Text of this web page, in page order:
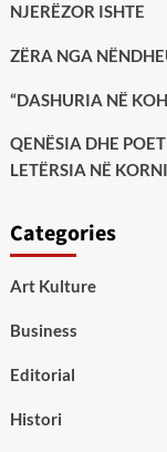
NJERËZOR ISHTE
ZËRA NGA
“DASHURIA NË
QENËSIA DHE
LETËRSIA NË
Categories
Art Kulture
Business
Editorial
Histori